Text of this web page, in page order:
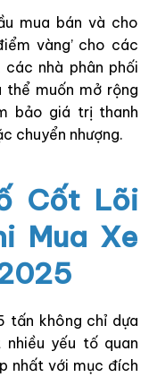
mua bán và cho
vàng’ cho các
nhà phân phối
thể muốn mở rộng
bảo giá trị thanh
chuyển nhượng.
Cốt Lõi
Mua Xe
tấn không chỉ dựa
yếu tố quan
nhất với mục đích